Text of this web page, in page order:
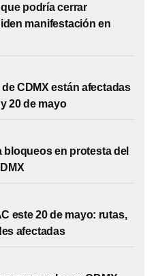
podría cerrar
manifestación en
CDMX están afectadas
20 de mayo
bloqueos en protesta del
este 20 de mayo: rutas,
afectadas